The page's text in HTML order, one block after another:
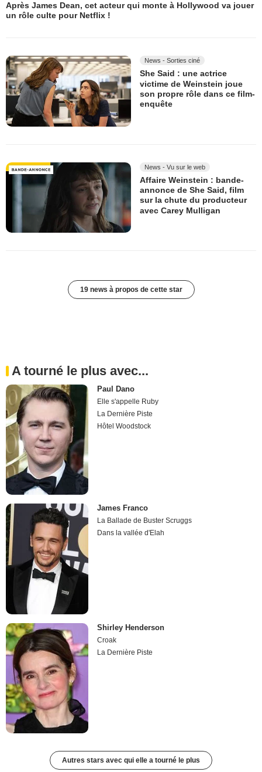
Après James Dean, cet acteur qui monte à Hollywood va jouer
un rôle culte pour Netflix !
News - Sorties ciné
She Said : une actrice
victime de Weinstein joue
son propre rôle dans ce film-
enquête
News - Vu sur le web
Affaire Weinstein : bande-
annonce de She Said, film
sur la chute du producteur
avec Carey Mulligan
19 news à propos de cette star
A tourné le plus avec...
Paul Dano
Elle s'appelle Ruby
La Dernière Piste
Hôtel Woodstock
James Franco
La Ballade de Buster Scruggs
Dans la vallée d'Elah
Shirley Henderson
Croak
La Dernière Piste
Autres stars avec qui elle a tourné le plus